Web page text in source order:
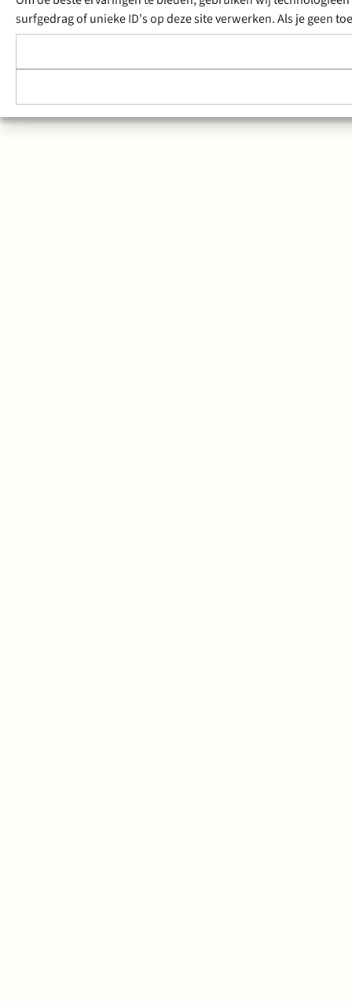
surfgedrag of unieke ID's op deze site verwerken. Als je geen